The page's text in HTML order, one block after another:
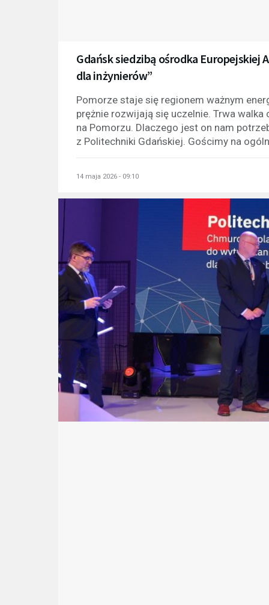
Gdańsk siedzibą ośrodka Europejskiej
dla inżynierów”
Pomorze staje się regionem ważnym
prężnie rozwijają się uczelnie. Trwa
na Pomorzu. Dlaczego jest on nam
z Politechniki Gdańskiej. Gościmy na
14 maja 2026 - 09:10